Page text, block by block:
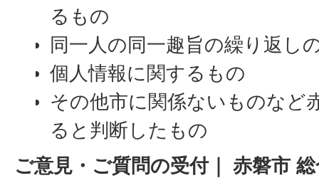
るもの
同一人の同一趣旨の繰り返し
個人情報に関するもの
その他市に関係ないものなど
ると判断したもの
ご意見・ご質問の受付｜ 赤磐市